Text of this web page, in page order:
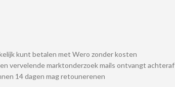
kunt betalen met Wero zonder kosten
vervelende marktonderzoek mails ontvangt achteraf
14 dagen mag retounerenen